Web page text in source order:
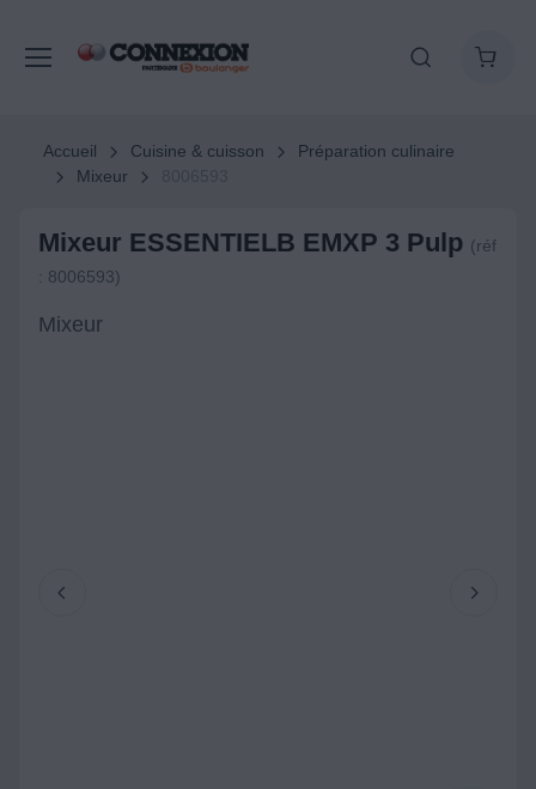
Accueil Cuisine & cuisson
Préparation culinaire
Mixeur
Mixeur ESSENTIELB EMXP 3 Pulp (réf
: 8006593)
Mixeur